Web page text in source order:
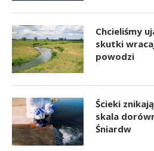
Chcieliśmy
skutki
powodzi
Ścieki
skala
Śniardw